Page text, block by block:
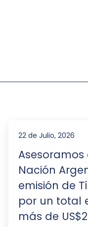
22 de Julio, 2026
Nación
emisión de
por un total
más de